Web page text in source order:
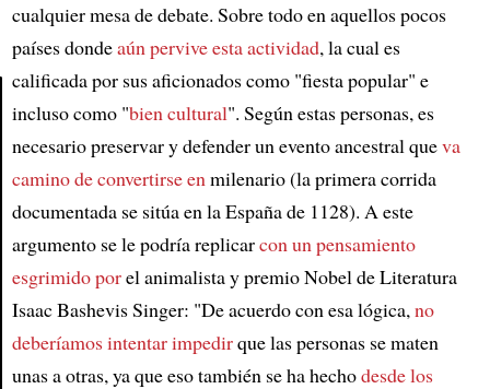
Article
cualquier mesa de debate. Sobre todo en aquellos pocos
países dondeaún pervive esta actividad, la cual es
calificada por sus aficionados como "fiesta popular" e
incluso como "bien cultural". Según estas personas, es
necesario preservar y defender un evento ancestral queva
camino de convertirse enmilenario (la primera corrida
documentada se sitúa en la España de 1128). A este
argumento se le podría replicarcon un pensamiento
esgrimido porel animalista y premio Nobel de Literatura
Isaac Bashevis Singer: "De acuerdo con esa lógica,no
deberíamos intentar impedirque las personas se maten
unas a otras, ya que eso también se ha hechodesde los